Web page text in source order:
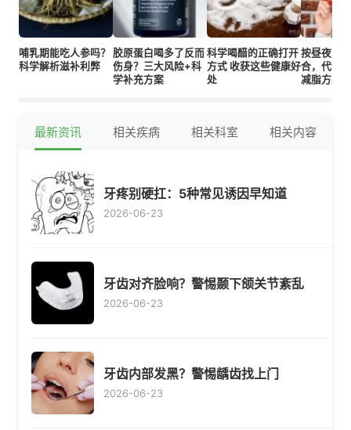
哺乳期能吃人参吗？
科学解析滋补利弊
胶原蛋白喝多了反而
伤身？三大风险+科
学补充方案
科学喝醋的正确打开
方式 收获这些健康好
处
按昼夜节
合，代谢
减脂方案
最新资讯 相关疾病 相关科室 相关内容
牙疼别硬扛：5种常见诱因早知道
2026-06-23
牙齿对齐脸响？警惕颞下颌关节紊乱
2026-06-23
牙齿内部发黑？警惕龋齿找上门
2026-06-23